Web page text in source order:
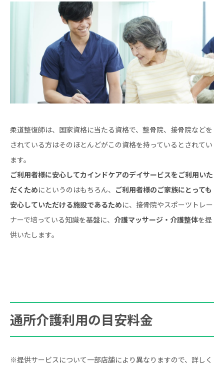
柔道整復師は、国家資格に当たる資格で、整骨院、接骨院などを
されている方はそのほとんどがこの資格を持っているとされてい
ます。
ご利用者様に安心してカインドケアのデイサービスをご利用いた
だくためにというのはもちろん、 ご利用者様のご家族にとっても
安心していただける施設であるために、接骨院やスポーツトレー
ナーで培っている知識を基盤に、 介護マッサージ・介護整体を提
供いたします。
通所介護利用の目安料金
※提供サービスについて一部店舗により異なりますので、詳しく